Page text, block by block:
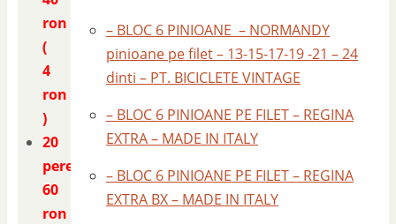
ron
(
4
ron
)
20
perechi
60
ron
– BLOC 6 PINIOANE – NORMANDY
pinioane pe filet – 13-15-17-19 -21 – 24
dinti – PT. BICICLETE VINTAGE
– BLOC 6 PINIOANE PE FILET – REGINA
EXTRA – MADE IN ITALY
– BLOC 6 PINIOANE PE FILET – REGINA
EXTRA BX – MADE IN ITALY